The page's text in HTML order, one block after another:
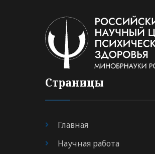
Страницы
Главная
Научная работа